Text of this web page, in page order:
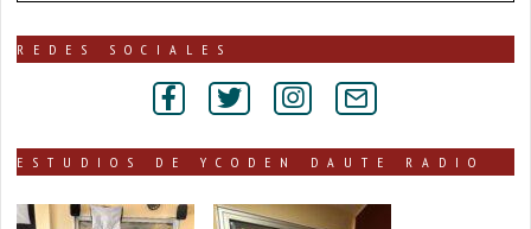
publicadas
REDES SOCIALES
ESTUDIOS DE YCODEN DAUTE RADIO